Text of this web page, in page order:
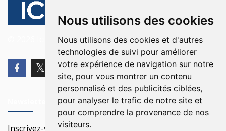
Nous utilisons des cookies
Nous utilisons des cookies et d'autres
technologies de suivi pour améliorer
votre expérience de navigation sur notre
site, pour vous montrer un contenu
personnalisé et des publicités ciblées,
pour analyser le trafic de notre site et
pour comprendre la provenance de nos
visiteurs.
© 2026 Ici Beyrouth. Tous les droits sont réservés.
Inscrivez-vous à notre Newsletter